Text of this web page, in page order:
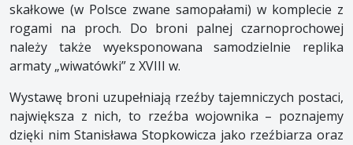
skałkowe (w Polsce zwane samopałami) w komplecie z
rogami na proch. Do broni palnej czarnoprochowej
należy także wyeksponowana samodzielnie replika
armaty „wiwatówki” z XVIII w.
Wystawę broni uzupełniają rzeźby tajemniczych postaci,
największa z nich, to rzeźba wojownika – poznajemy
dzięki nim Stanisława Stopkowicza jako rzeźbiarza oraz